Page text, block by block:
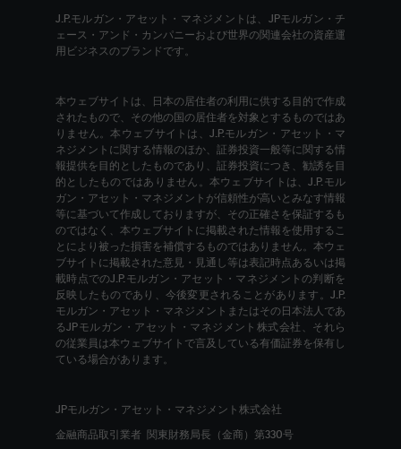
J.P.モルガン・アセット・マネジメントは、JPモルガン・チ
ェース・アンド・カンパニーおよび世界の関連会社の資産運
用ビジネスのブランドです。
本ウェブサイトは、日本の居住者の利用に供する目的で作成
されたもので、その他の国の居住者を対象とするものではあ
りません。本ウェブサイトは、J.P.モルガン・アセット・マ
ネジメントに関する情報のほか、証券投資一般等に関する情
報提供を目的としたものであり、証券投資につき、勧誘を目
的としたものではありません。本ウェブサイトは、J.P.モル
ガン・アセット・マネジメントが信頼性が高いとみなす情報
等に基づいて作成しておりますが、その正確さを保証するも
のではなく、本ウェブサイトに掲載された情報を使用するこ
とにより被った損害を補償するものではありません。本ウェ
ブサイトに掲載された意見・見通し等は表記時点あるいは掲
載時点でのJ.P.モルガン・アセット・マネジメントの判断を
反映したものであり、今後変更されることがあります。J.P.
モルガン・アセット・マネジメントまたはその日本法人であ
るJPモルガン・アセット・マネジメント株式会社、それら
の従業員は本ウェブサイトで言及している有価証券を保有し
ている場合があります。
JPモルガン・アセット・マネジメント株式会社
金融商品取引業者 関東財務局長（金商）第330号